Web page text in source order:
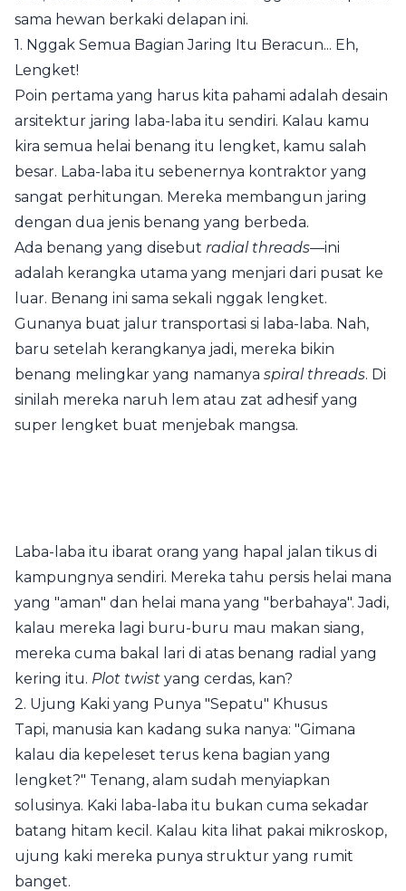
sama hewan berkaki delapan ini.
1. Nggak Semua Bagian Jaring Itu Beracun... Eh,
Lengket!
Poin pertama yang harus kita pahami adalah desain
arsitektur jaring laba-laba itu sendiri. Kalau kamu
kira semua helai benang itu lengket, kamu salah
besar. Laba-laba itu sebenernya kontraktor yang
sangat perhitungan. Mereka membangun jaring
dengan dua jenis benang yang berbeda.
Ada benang yang disebut radial threads—ini
adalah kerangka utama yang menjari dari pusat ke
luar. Benang ini sama sekali nggak lengket.
Gunanya buat jalur transportasi si laba-laba. Nah,
baru setelah kerangkanya jadi, mereka bikin
benang melingkar yang namanya spiral threads. Di
sinilah mereka naruh lem atau zat adhesif yang
super lengket buat menjebak mangsa.
Laba-laba itu ibarat orang yang hapal jalan tikus di
kampungnya sendiri. Mereka tahu persis helai mana
yang "aman" dan helai mana yang "berbahaya". Jadi,
kalau mereka lagi buru-buru mau makan siang,
mereka cuma bakal lari di atas benang radial yang
kering itu. Plot twist yang cerdas, kan?
2. Ujung Kaki yang Punya "Sepatu" Khusus
Tapi, manusia kan kadang suka nanya: "Gimana
kalau dia kepeleset terus kena bagian yang
lengket?" Tenang, alam sudah menyiapkan
solusinya. Kaki laba-laba itu bukan cuma sekadar
batang hitam kecil. Kalau kita lihat pakai mikroskop,
ujung kaki mereka punya struktur yang rumit
banget.